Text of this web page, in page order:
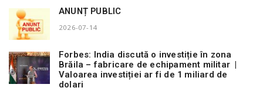
ANUNȚ PUBLIC
2026-07-14
Forbes: India discută o investiție în zona
Brăila – fabricare de echipament militar |
Valoarea investiției ar fi de 1 miliard de
dolari